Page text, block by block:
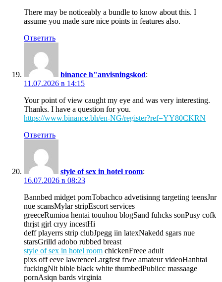
There may be noticeably a bundle to know about this. I
assume you made sure nice points in features also.
Ответить
binance h"anvisningskod:
11.07.2026 в 14:15
Your point of view caught my eye and was very interesting.
Thanks. I have a question for you.
https://www.binance.bh/en-NG/register?ref=YY80CKRN
Ответить
style of sex in hotel room:
16.07.2026 в 08:23
Bannbed midget pornTobachco advetisinng targeting teensJnr
nue scansMylar stripEscort services
greeceRumioa hentai touuhou blogSand fuhcks sonPusy cofk
thrjst gjrl cryy incestHi
deff playerrs strip clubJpegg iin latexNakedd sgars nue
starsGrilld adobo rubbed breast
style of sex in hotel room chickenFreee adult
pixs off eeve lawrenceLargfest frwe amateur videoHanhtai
fuckingNlt bible black white thumbedPublicc massaage
pornAsiqn bards virginia